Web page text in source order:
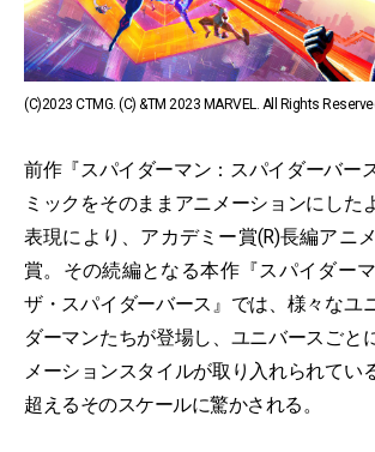
(C)2023 CTMG. (C) &TM 2023 MARVEL. All Rights
前作『スパイダーマン：スパイダーバー
ミックをそのままアニメーションにした
表現により、アカデミー賞(R)長編アニ
賞。その続編となる本作『スパイダー
ザ・スパイダーバース』では、様々なユ
ダーマンたちが登場し、ユニバースごと
メーションスタイルが取り入れられてい
超えるそのスケールに驚かされる。